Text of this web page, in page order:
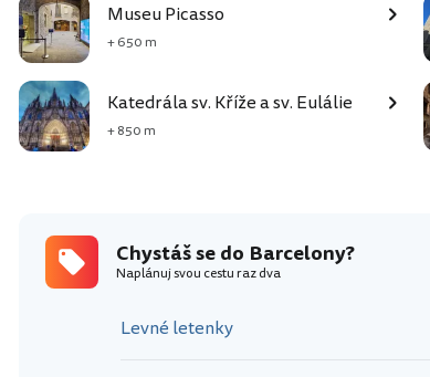
Museu Picasso
+ 650 m
Katedrála sv. Kříže a sv. Eulálie
+ 850 m
Chystáš se do Barcelony?
Naplánuj svou cestu raz dva
Levné letenky